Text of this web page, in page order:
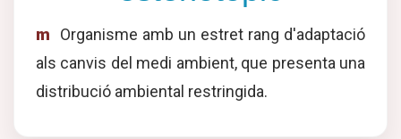
m
Organisme amb un estret rang d'adaptació
als canvis del medi ambient, que presenta una
distribució ambiental restringida.